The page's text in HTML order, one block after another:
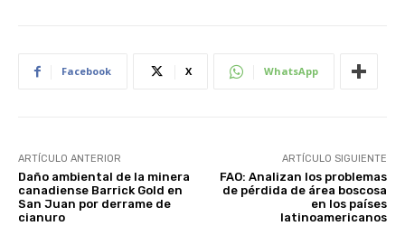
Facebook X WhatsApp
ARTÍCULO ANTERIOR
Daño ambiental de la minera
canadiense Barrick Gold en
San Juan por derrame de
cianuro
ARTÍCULO SIGUIENTE
FAO: Analizan los problemas
de pérdida de área boscosa
en los países
latinoamericanos